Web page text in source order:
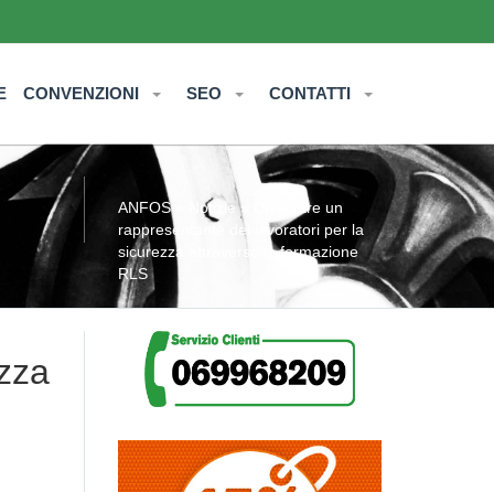
CONVENZIONI SEO CONTATTI
ANFOS» Notizie» Diventare un
rappresentante dei lavoratori per la
sicurezza attraverso la formazione
RLS